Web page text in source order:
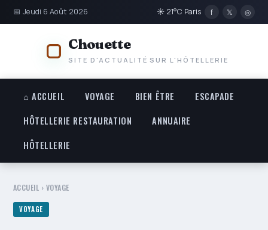
📅 Jeudi 6 Août 2026 ☀ 21°C Paris f 𝕏 ◎
Chouette
SITE D'ACTUALITÉ SUR L'HÔTELLERIE
⌂ ACCUEIL VOYAGE BIEN ÊTRE
ESCAPADE
HÔTELLERIE RESTAURATION
ANNUAIRE
HÔTELLERIE
ACCUEIL › VOYAGE
VOYAGE